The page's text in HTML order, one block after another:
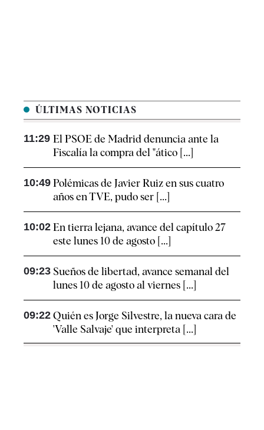
ÚLTIMAS NOTICIAS
11:29 El PSOE de Madrid denuncia ante la
Fiscalía la compra del "ático [...]
10:49 Polémicas de Javier Ruiz en sus cuatro
años en TVE, pudo ser [...]
10:02 En tierra lejana, avance del capítulo 27
este lunes 10 de agosto [...]
09:23 Sueños de libertad, avance semanal del
lunes 10 de agosto al viernes [...]
09:22 Quién es Jorge Silvestre, la nueva cara de
'Valle Salvaje' que interpreta [...]